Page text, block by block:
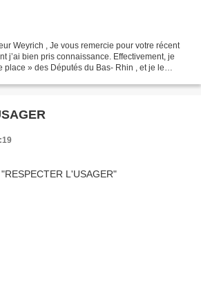
Weyrich , Je vous remercie pour votre récent
j’ai bien pris connaissance. Effectivement, je
place » des Députés du Bas- Rhin , et je le